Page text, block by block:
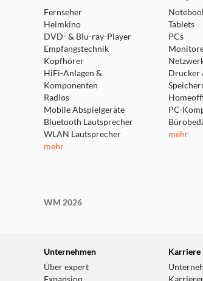
Coffee Eye – ein intelligenter
Ob ein Klassiker aus dem
und Milchschaum veredelte
Fernseher
Heimkino
DVD- & Blu-ray-Player
Empfangstechnik
Kopfhörer
HiFi-Anlagen &
Komponenten
Radios
Mobile Abspielgeräte
Bluetooth Lautsprecher
WLAN Lautsprecher
mehr
Tablets
PCs
Drucker
PC-
mehr
WM 2026
Unternehmen
Über expert
Karriere